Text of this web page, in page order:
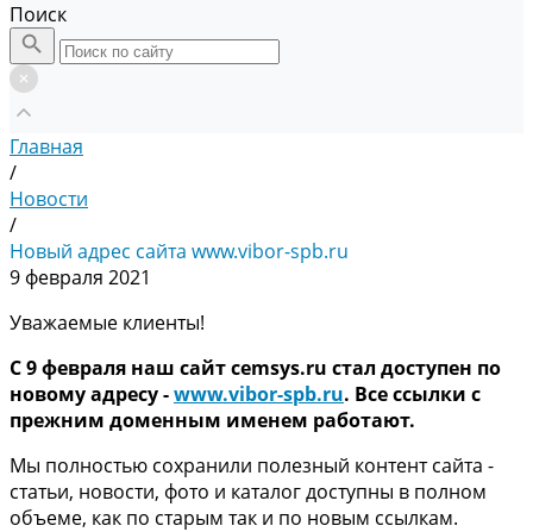
Поиск
Главная
/
Новости
/
Новый адрес сайта www.vibor-spb.ru
9 февраля 2021
Уважаемые клиенты!
С 9 февраля наш сайтcemsys.ru стал доступен по
новому адресу -www.vibor-spb.ru. Все ссылки с
прежним доменным именем работают.
Мы полностью сохранили полезный контент сайта -
статьи, новости, фото и каталог доступны в полном
объеме, как по старым так и по новым ссылкам.